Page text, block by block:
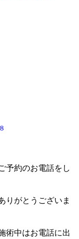
話をし
いま
に出